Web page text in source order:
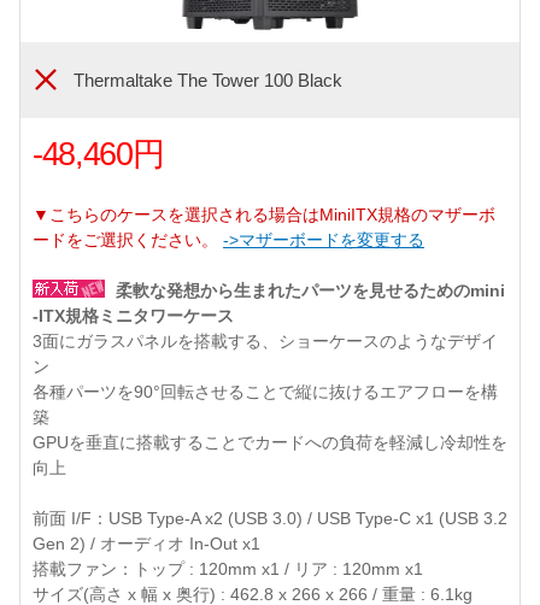
Thermaltake The Tower 100 Black
-48,460円
▼こちらのケースを選択される場合はMiniITX規格のマザーボ
ードをご選択ください。 ->マザーボードを変更する
柔軟な発想から生まれたパーツを見せるためのmini
-ITX規格ミニタワーケース
3面にガラスパネルを搭載する、ショーケースのようなデザイ
ン
各種パーツを90°回転させることで縦に抜けるエアフローを構
築
GPUを垂直に搭載することでカードへの負荷を軽減し冷却性を
向上
前面 I/F：USB Type-A x2 (USB 3.0) / USB Type-C x1 (USB 3.2
Gen 2) / オーディオ In-Out x1
搭載ファン：トップ : 120mm x1 / リア : 120mm x1
サイズ(高さ x 幅 x 奥行) : 462.8 x 266 x 266 / 重量 : 6.1kg